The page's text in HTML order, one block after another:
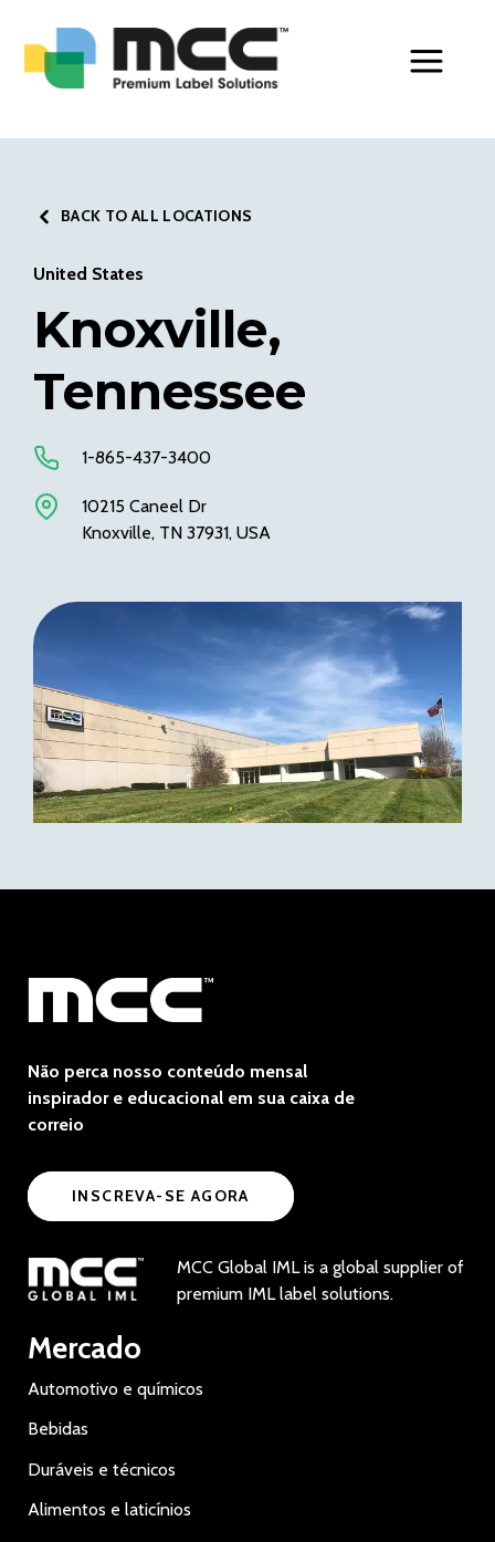
BACK TO ALL LOCATIONS
United States
Knoxville,
Tennessee
1-865-437-3400
10215 Caneel Dr
Knoxville, TN 37931, USA
Não perca nosso conteúdo mensal
inspirador e educacional em sua caixa de
correio
INSCREVA-SE AGORA
MCC Global IML is a global supplier of
premium IML label solutions.
Mercado
Automotivo e químicos
Bebidas
Duráveis e técnicos
Alimentos e laticínios